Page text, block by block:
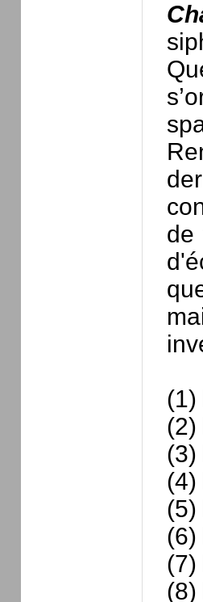
de
(1)
(2)
(3)
(4)
(5)
(6)
(7)
(8)